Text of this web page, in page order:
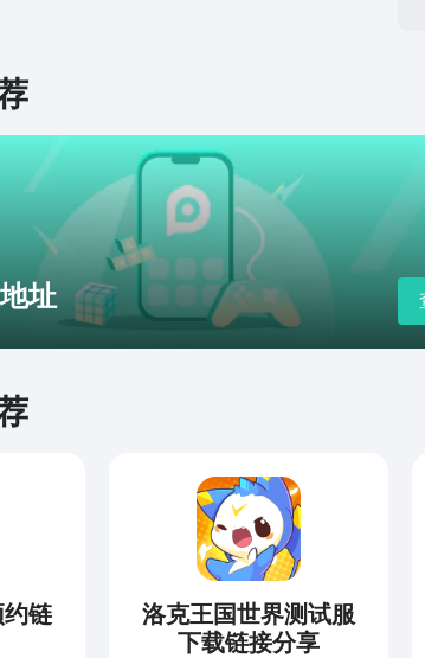
址
链
洛克王国世界测试服
下载链接分享